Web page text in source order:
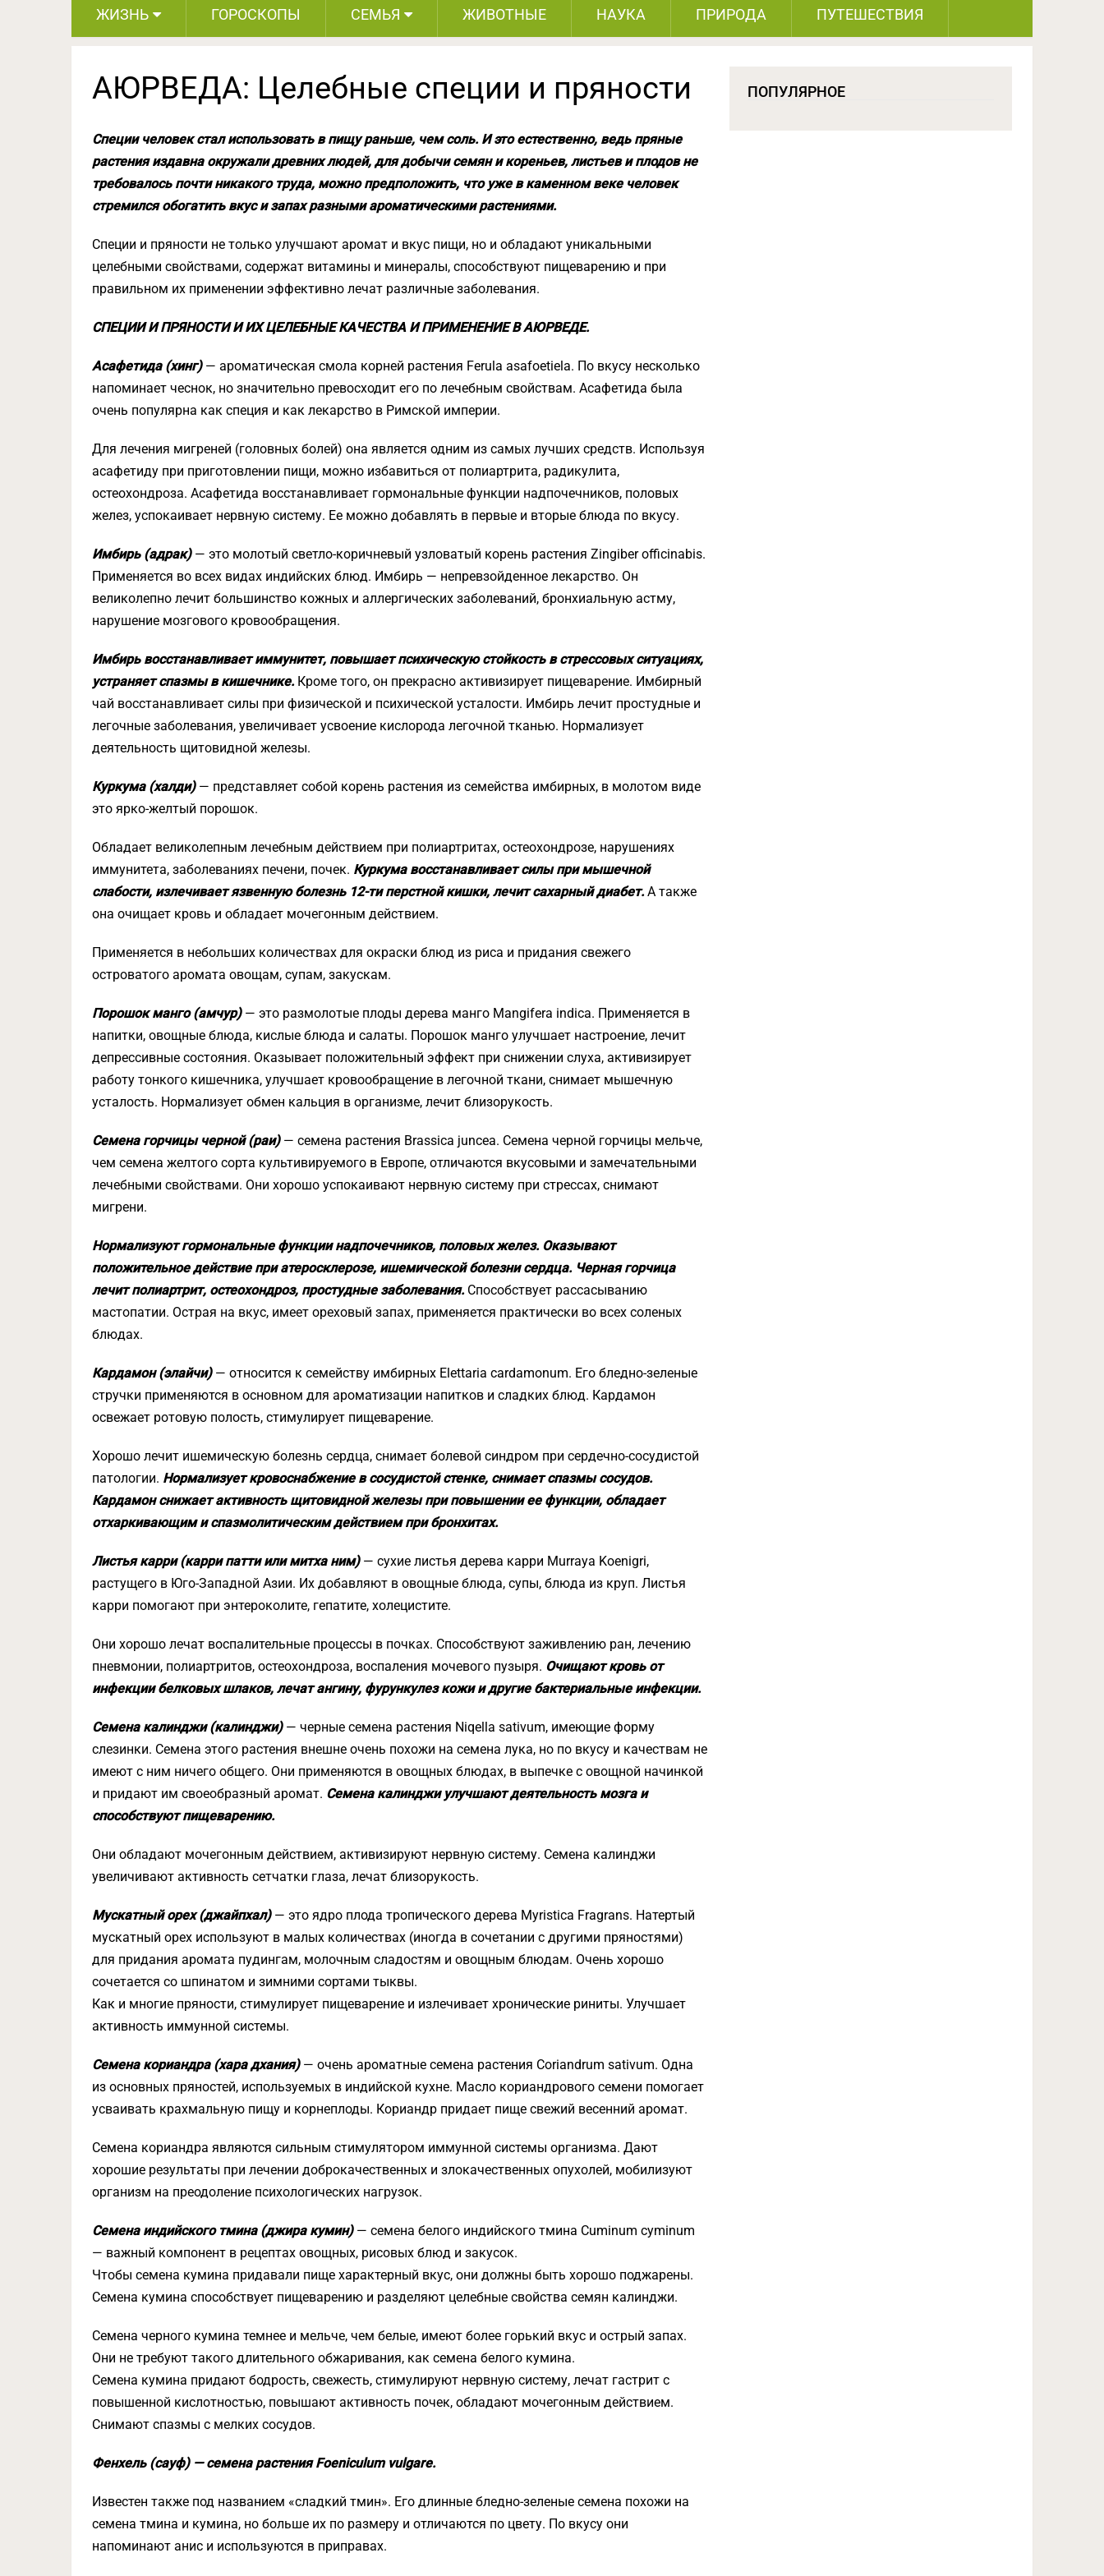
ЖИЗНЬ ГОРОСКОПЫ СЕМЬЯ ЖИВОТНЫЕ НАУКА ПРИРОДА ПУТЕШЕСТВИЯ
АЮРВЕДА: Целебные специи и пряности
Специи человек стал использовать в пищу раньше, чем соль. И это естественно, ведь пряные
растения издавна окружали древних людей, для добычи семян и кореньев, листьев и плодов не
требовалось почти никакого труда, можно предположить, что уже в каменном веке человек
стремился обогатить вкус и запах разными ароматическими растениями.
Специи и пряности не только улучшают аромат и вкус пищи, но и обладают уникальными
целебными свойствами, содержат витамины и минералы, способствуют пищеварению и при
правильном их применении эффективно лечат различные заболевания.
СПЕЦИИ И ПРЯНОСТИ И ИХ ЦЕЛЕБНЫЕ КАЧЕСТВА И ПРИМЕНЕНИЕ В АЮРВЕДЕ.
Асафетида (хинг)— ароматическая смола корней растения Ferula asafoetiela. По вкусу несколько
напоминает чеснок, но значительно превосходит его по лечебным свойствам. Асафетида была
очень популярна как специя и как лекарство в Римской империи.
Для лечения мигреней (головных болей) она является одним из самых лучших средств. Используя
асафетиду при приготовлении пищи, можно избавиться от полиартрита, радикулита,
остеохондроза. Асафетида восстанавливает гормональные функции надпочечников, половых
желез, успокаивает нервную систему. Ее можно добавлять в первые и вторые блюда по вкусу.
Имбирь (адрак)— это молотый светло-коричневый узловатый корень растения Zingiber officinabis.
Применяется во всех видах индийских блюд. Имбирь — непревзойденное лекарство. Он
великолепно лечит большинство кожных и аллергических заболеваний, бронхиальную астму,
нарушение мозгового кровообращения.
Имбирь восстанавливает иммунитет, повышает психическую стойкость в стрессовых ситуациях,
устраняет спазмы в кишечнике. Кроме того, он прекрасно активизирует пищеварение. Имбирный
чай восстанавливает силы при физической и психической усталости. Имбирь лечит простудные и
легочные заболевания, увеличивает усвоение кислорода легочной тканью. Нормализует
деятельность щитовидной железы.
Куркума (халди) — представляет собой корень растения из семейства имбирных, в молотом виде
это ярко-желтый порошок.
Обладает великолепным лечебным действием при полиартритах, остеохондрозе, нарушениях
иммунитета, заболеваниях печени, почек. Куркума восстанавливает силы при мышечной
слабости, излечивает язвенную болезнь 12-ти перстной кишки, лечит сахарный диабет. А также
она очищает кровь и обладает мочегонным действием.
Применяется в небольших количествах для окраски блюд из риса и придания свежего
островатого аромата овощам, супам, закускам.
Порошок манго (амчур)— это размолотые плоды дерева манго Mangifera indica. Применяется в
напитки, овощные блюда, кислые блюда и салаты. Порошок манго улучшает настроение, лечит
депрессивные состояния. Оказывает положительный эффект при снижении слуха, активизирует
работу тонкого кишечника, улучшает кровообращение в легочной ткани, снимает мышечную
усталость. Нормализует обмен кальция в организме, лечит близорукость.
Семена горчицы черной (раи)— семена растения Brassica juncea. Семена черной горчицы мельче,
чем семена желтого сорта культивируемого в Европе, отличаются вкусовыми и замечательными
лечебными свойствами. Они хорошо успокаивают нервную систему при стрессах, снимают
мигрени.
Нормализуют гормональные функции надпочечников, половых желез. Оказывают
положительное действие при атеросклерозе, ишемической болезни сердца. Черная горчица
лечит полиартрит, остеохондроз, простудные заболевания.Способствует рассасыванию
мастопатии. Острая на вкус, имеет ореховый запах, применяется практически во всех соленых
блюдах.
Кардамон (элайчи)— относится к семейству имбирных Elettaria cardamonum. Его бледно-зеленые
стручки применяются в основном для ароматизации напитков и сладких блюд. Кардамон
освежает ротовую полость, стимулирует пищеварение.
Хорошо лечит ишемическую болезнь сердца, снимает болевой синдром при сердечно-сосудистой
патологии. Нормализует кровоснабжение в сосудистой стенке, снимает спазмы сосудов.
Кардамон снижает активность щитовидной железы при повышении ее функции, обладает
отхаркивающим и спазмолитическим действием при бронхитах.
Листья карри (карри патти или митха ним)— сухие листья дерева карри Murraya Koenigri,
растущего в Юго-Западной Азии. Их добавляют в овощные блюда, супы, блюда из круп. Листья
карри помогают при энтероколите, гепатите, холецистите.
Они хорошо лечат воспалительные процессы в почках. Способствуют заживлению ран, лечению
пневмонии, полиартритов, остеохондроза, воспаления мочевого пузыря. Очищают кровь от
инфекции белковых шлаков, лечат ангину, фурункулез кожи и другие бактериальные инфекции.
Семена калинджи (калинджи)— черные семена растения Niqella sativum, имеющие форму
слезинки. Семена этого растения внешне очень похожи на семена лука, но по вкусу и качествам не
имеют с ним ничего общего. Они применяются в овощных блюдах, в выпечке с овощной начинкой
и придают им своеобразный аромат. Семена калинджи улучшают деятельность мозга и
способствуют пищеварению.
Они обладают мочегонным действием, активизируют нервную систему. Семена калинджи
увеличивают активность сетчатки глаза, лечат близорукость.
Мускатный орех (джайпхал)— это ядро плода тропического дерева Myristica Fragrans. Натертый
мускатный орех используют в малых количествах (иногда в сочетании с другими пряностями)
для придания аромата пудингам, молочным сладостям и овощным блюдам. Очень хорошо
сочетается со шпинатом и зимними сортами тыквы.
Как и многие пряности, стимулирует пищеварение и излечивает хронические риниты. Улучшает
активность иммунной системы.
Семена кориандра (хара дхания)— очень ароматные семена растения Coriandrum sativum. Одна
из основных пряностей, используемых в индийской кухне. Масло кориандрового семени помогает
усваивать крахмальную пищу и корнеплоды. Кориандр придает пище свежий весенний аромат.
Семена кориандра являются сильным стимулятором иммунной системы организма. Дают
хорошие результаты при лечении доброкачественных и злокачественных опухолей, мобилизуют
организм на преодоление психологических нагрузок.
Семена индийского тмина (джира кумин)— семена белого индийского тмина Cuminum cyminum
— важный компонент в рецептах овощных, рисовых блюд и закусок.
Чтобы семена кумина придавали пище характерный вкус, они должны быть хорошо поджарены.
Семена кумина способствует пищеварению и разделяют целебные свойства семян калинджи.
Семена черного кумина темнее и мельче, чем белые, имеют более горький вкус и острый запах.
Они не требуют такого длительного обжаривания, как семена белого кумина.
Семена кумина придают бодрость, свежесть, стимулируют нервную систему, лечат гастрит с
повышенной кислотностью, повышают активность почек, обладают мочегонным действием.
Снимают спазмы с мелких сосудов.
Фенхель (сауф) — семена растения Foeniculum vulgare.
Известен также под названием «сладкий тмин». Его длинные бледно-зеленые семена похожи на
семена тмина и кумина, но больше их по размеру и отличаются по цвету. По вкусу они
напоминают анис и используются в приправах.
ПОПУЛЯРНОЕ